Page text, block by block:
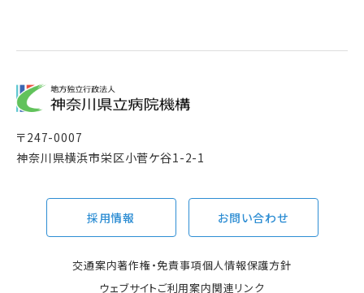
〒247-0007
神奈川県横浜市栄区小菅ケ谷1-2-1
採用情報 お問い合わせ
交通案内著作権・免責事項個人情報保護方針
ウェブサイトご利用案内関連リンク